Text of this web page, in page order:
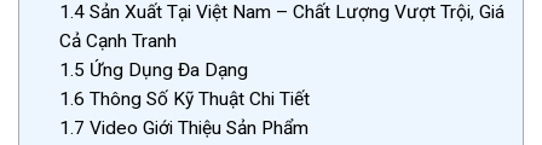
1.4 Sản Xuất Tại Việt Nam – Chất Lượng Vượt Trội, Giá
Cả Cạnh Tranh
1.5 Ứng Dụng Đa Dạng
1.6 Thông Số Kỹ Thuật Chi Tiết
1.7 Video Giới Thiệu Sản Phẩm